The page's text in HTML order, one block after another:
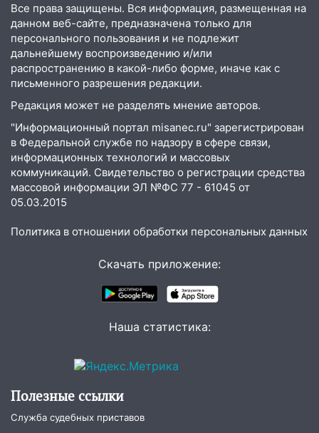
16:00 В Ульяновске во время шторма на
Волге пропал известный блогер: нужна
помощь в поисках
15:28 Соцсети: на «Ауди» упало дерево
в Новом городе
15:12
В Ульяновске выгорела кухня в
многоэтажке
14:18 Гинеколог рассказала о том, с
какими сложностями сталкиваются
молодые мамы
Люксембург дерево упало на
новых начинаний: гороскоп для всех
Ульяновске образовалось «море»
12:57 В Ульяновской области ожидается
Все права защищены. Вся информация, размещенная на
данном веб-сайте, предназначена только для
персонального пользования и не подлежит
дальнейшему воспроизведению и/или
распространению в какой-либо форме, иначе как с
письменного разрешения редакции.
Редакция может не разделять мнение авторов.
"Информационный портал misanec.ru" зарегистрирован
в Федеральной службе по надзору в сфере связи,
информационных технологий и массовых
коммуникаций. Свидетельство о регистрации средства
массовой информации ЭЛ №ФС 77 - 61045 от
05.03.2015
Политика в отношении обработки персональных данных
Скачать приложение:
Наша статистика:
Полезные ссылки
Служба судебных приставов